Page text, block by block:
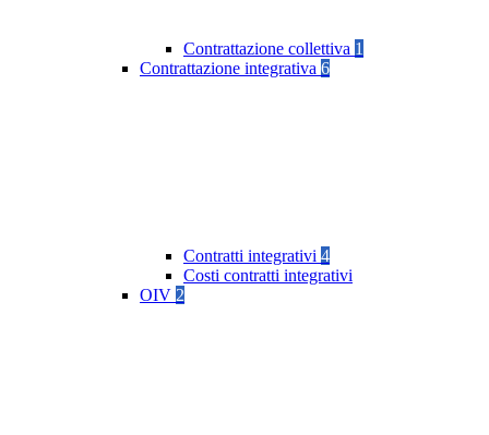
Contrattazione collettiva 1
Contrattazione integrativa 6
Contratti integrativi 4
Costi contratti integrativi
OIV 2